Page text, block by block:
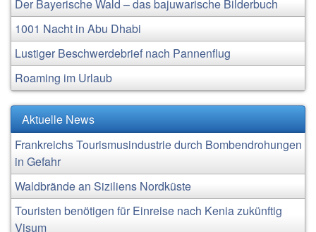
Der Bayerische Wald – das bajuwarische Bilderbuch
1001 Nacht in Abu Dhabi
Lustiger Beschwerdebrief nach Pannenflug
Roaming im Urlaub
Aktuelle News
Frankreichs Tourismusindustrie durch Bombendrohungen
in Gefahr
Waldbrände an Siziliens Nordküste
Touristen benötigen für Einreise nach Kenia zukünftig
Visum